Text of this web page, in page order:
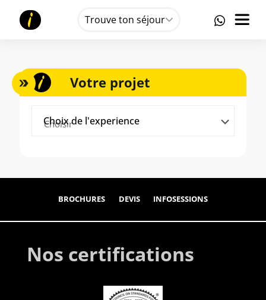
Trouve ton séjour
Votre projet
Choix de l'experience
BROCHURES DEVIS INFOSESSIONS
Nos certifications